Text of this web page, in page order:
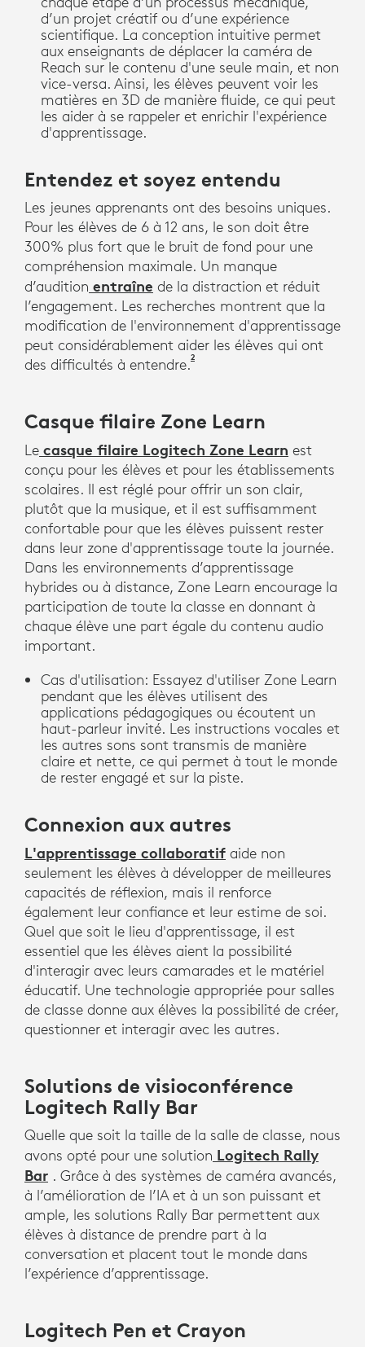
d’un projet créatif ou d’une expérience
scientifique. La conception intuitive permet
aux enseignants de déplacer la caméra de
Reach sur le contenu d'une seule main, et non
vice-versa. Ainsi, les élèves peuvent voir les
matières en 3D de manière fluide, ce qui peut
les aider à se rappeler et enrichir l'expérience
d'apprentissage.
Entendez et soyez entendu
Les jeunes apprenants ont des besoins uniques.
Pour les élèves de 6 à 12 ans, le son doit être
300% plus fort que le bruit de fond pour une
compréhension maximale. Un manque
d’audition entraîne de la distraction et réduit
l’engagement. Les recherches montrent que la
modification de l'environnement d'apprentissage
peut considérablement aider les élèves qui ont
des difficultés à entendre.2
Casque filaire Zone Learn
Le casque filaire Logitech Zone Learn est
conçu pour les élèves et pour les établissements
scolaires. Il est réglé pour offrir un son clair,
plutôt que la musique, et il est suffisamment
confortable pour que les élèves puissent rester
dans leur zone d'apprentissage toute la journée.
Dans les environnements d’apprentissage
hybrides ou à distance, Zone Learn encourage la
participation de toute la classe en donnant à
chaque élève une part égale du contenu audio
important.
Cas d'utilisation: Essayez d'utiliser Zone Learn
pendant que les élèves utilisent des
applications pédagogiques ou écoutent un
haut-parleur invité. Les instructions vocales et
les autres sons sont transmis de manière
claire et nette, ce qui permet à tout le monde
de rester engagé et sur la piste.
Connexion aux autres
L'apprentissage collaboratif aide non
seulement les élèves à développer de meilleures
capacités de réflexion, mais il renforce
également leur confiance et leur estime de soi.
Quel que soit le lieu d'apprentissage, il est
essentiel que les élèves aient la possibilité
d'interagir avec leurs camarades et le matériel
éducatif. Une technologie appropriée pour salles
de classe donne aux élèves la possibilité de créer,
questionner et interagir avec les autres.
Solutions de visioconférence
Logitech Rally Bar
Quelle que soit la taille de la salle de classe, nous
avons opté pour une solution Logitech Rally
Bar . Grâce à des systèmes de caméra avancés,
à l’amélioration de l’IA et à un son puissant et
ample, les solutions Rally Bar permettent aux
élèves à distance de prendre part à la
conversation et placent tout le monde dans
l’expérience d’apprentissage.
Logitech Pen et Crayon